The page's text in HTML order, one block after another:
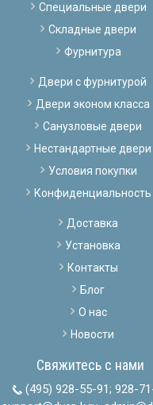
Специальные двери
Складные двери
Фурнитура
Двери с фурнитурой
Двери эконом класса
Санузловые двери
Нестандартные двери
Условия покупки
Конфиденциальность
Доставка
Установка
Контакты
Блог
О нас
Новости
Свяжитесь с нами
(495) 928-55-91; 928-